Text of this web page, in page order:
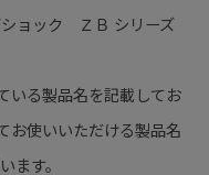
ョック ＺＢ シリーズ
いる製品名を記載してお
お使いいただける製品名
ます。